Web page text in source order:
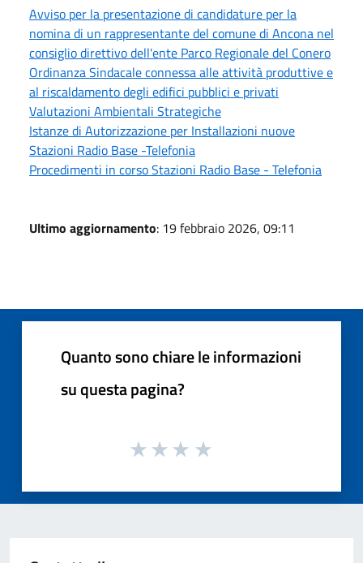
Avviso per la presentazione di candidature per la
nomina di un rappresentante del comune di Ancona nel
consiglio direttivo dell'ente Parco Regionale del Conero
Ordinanza Sindacale connessa alle attività produttive e
al riscaldamento degli edifici pubblici e privati
Valutazioni Ambientali Strategiche
Istanze di Autorizzazione per Installazioni nuove
Stazioni Radio Base -Telefonia
Procedimenti in corso Stazioni Radio Base - Telefonia
Ultimo aggiornamento: 19 febbraio 2026, 09:11
Quanto sono chiare le informazioni
su questa pagina?